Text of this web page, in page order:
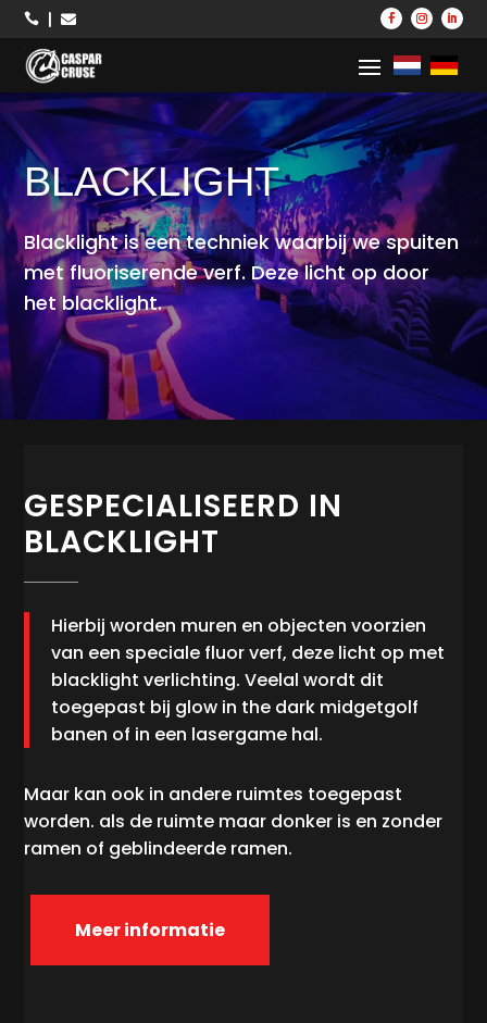
 
BLACKLIGHT
Blacklight is een techniek waarbij we spuiten
met fluoriserende verf. Deze licht op door
het blacklight.
GESPECIALISEERD IN
BLACKLIGHT
Hierbij worden muren en objecten voorzien
van een speciale fluor verf, deze licht op met
blacklight verlichting. Veelal wordt dit
toegepast bij glow in the dark midgetgolf
banen of in een lasergame hal.
Maar kan ook in andere ruimtes toegepast
worden. als de ruimte maar donker is en zonder
ramen of geblindeerde ramen.
Meer informatie